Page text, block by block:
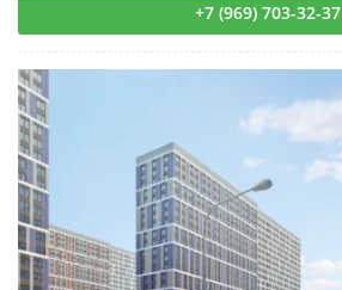
+7 (969) 703-32-37